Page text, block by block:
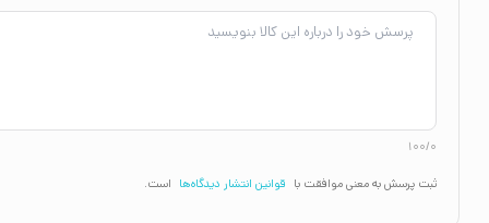
100/0
ثبت پرسش به معنی موافقت با قوانین انتشار دیدگاه‌ها است.